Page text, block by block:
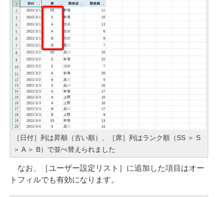
［日付］列は昇順（古い順）、［席］列はランク順（SS ＞ S
＞ A ＞ B）で並べ替えられました
なお、［ユーザー設定リスト］に追加した項目はオー
トフィルでも有効になります。